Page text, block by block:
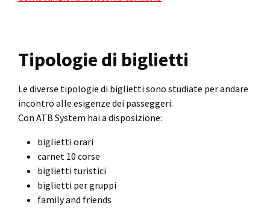
Tipologie di biglietti
Le diverse tipologie di biglietti sono studiate per andare
incontro alle esigenze dei passeggeri.
Con ATB System hai a disposizione:
biglietti orari
carnet 10 corse
biglietti turistici
biglietti per gruppi
family and friends